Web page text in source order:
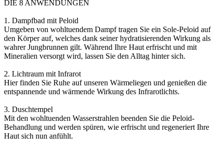
DIE 8 ANWENDUNGEN
1. Dampfbad mit Peloid
Umgeben von wohltuendem Dampf tragen Sie ein Sole-Peloid auf
den Körper auf, welches dank seiner hydratisierenden Wirkung als
wahrer Jungbrunnen gilt. Während Ihre Haut erfrischt und mit
Mineralien versorgt wird, lassen Sie den Alltag hinter sich.
2. Lichtraum mit Infrarot
Hier finden Sie Ruhe auf unseren Wärmeliegen und genießen die
entspannende und wärmende Wirkung des Infrarotlichts.
3. Duschtempel
Mit den wohltuenden Wasserstrahlen beenden Sie die Peloid-
Behandlung und werden spüren, wie erfrischt und regeneriert Ihre
Haut sich nun anfühlt.